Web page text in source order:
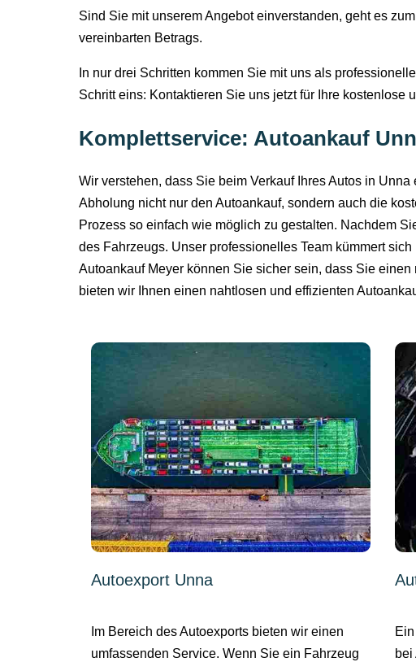
Sind Sie mit unserem Angebot einverstanden, geht es
vereinbarten Betrags.
In nur drei Schritten kommen Sie mit uns als
Schritt eins: Kontaktieren Sie uns jetzt für Ihre kostenlose
Komplettservice: Autoankauf
Wir verstehen, dass Sie beim Verkauf Ihres Autos in
Abholung nicht nur den Autoankauf, sondern auch die
Prozess so einfach wie möglich zu gestalten. Nachdem
des Fahrzeugs. Unser professionelles Team kümmert
Autoankauf Meyer können Sie sicher sein, dass Sie
bieten wir Ihnen einen nahtlosen und effizienten
Autoexport Unna
Im Bereich des Autoexports bieten wir einen
umfassenden Service. Wenn Sie ein Fahrzeug
bei